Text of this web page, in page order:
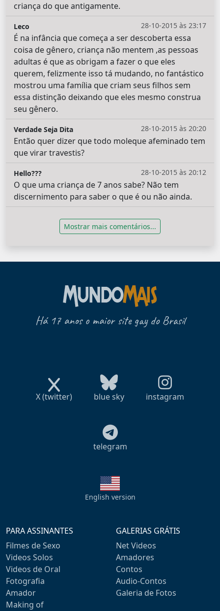
criança do que antigamente.
28-10-2015 às 23:17
Leco
É na infância que começa a ser descoberta essa
coisa de gênero, criança não mentem ,as pessoas
adultas é que as obrigam a fazer o que eles
querem, felizmente isso tá mudando, no fantástico
mostrou uma família que criam seus filhos sem
essa distinção deixando que eles mesmo construa
seu gênero.
28-10-2015 às 20:20
Verdade Seja Dita
Então quer dizer que todo moleque afeminado tem
que virar travestis?
28-10-2015 às 20:12
Hello???
O que uma criança de 7 anos sabe? Não tem
discernimento para saber o que é ou não ainda.
Mostrar mais comentários...
Há 17 anos o maior site gay do Brasil
X (twitter) blue sky instagram
telegram
English version
PARA ASSINANTES
Filmes de Sexo
Videos Solos
Videos de Oral
Fotografia
Amador
Making of
GALERIAS GRÁTIS
Net Videos
Amadores
Contos
Audio-Contos
Galeria de Fotos